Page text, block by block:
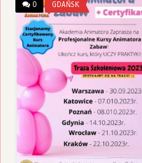
0 GDAŃSK